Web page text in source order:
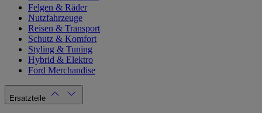
Felgen & Räder
Nutzfahrzeuge
Reisen & Transport
Schutz & Komfort
Styling & Tuning
Hybrid & Elektro
Ford Merchandise
Ersatzteile